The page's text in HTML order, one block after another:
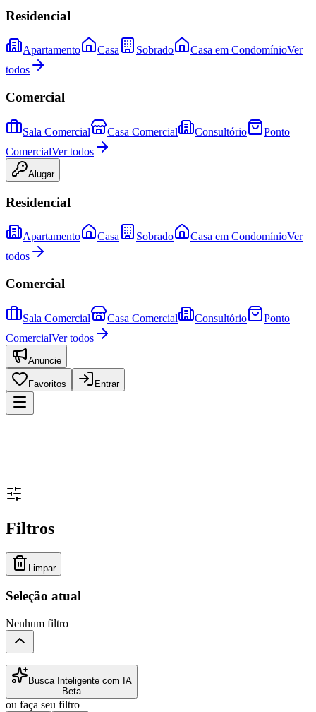
Residencial
Apartamento Casa Sobrado Casa em CondomínioVer
todos
Comercial
Sala Comercial Casa Comercial Consultório
Ponto
ComercialVer todos
Alugar
Residencial
Apartamento Casa Sobrado Casa em CondomínioVer
todos
Comercial
Sala Comercial Casa Comercial Consultório
Ponto
ComercialVer todos
Anuncie
Favoritos Entrar
Filtros
Limpar
Seleção atual
Nenhum filtro
Busca Inteligente com IA
Beta
ou faça seu filtro